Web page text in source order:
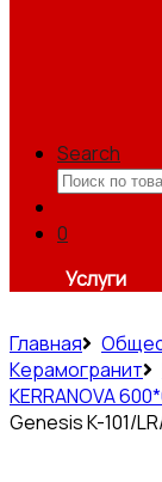
Search
Искать:
0
Услуги
Главная
Керамогранит
KERRANOVA
Genesis K-101/